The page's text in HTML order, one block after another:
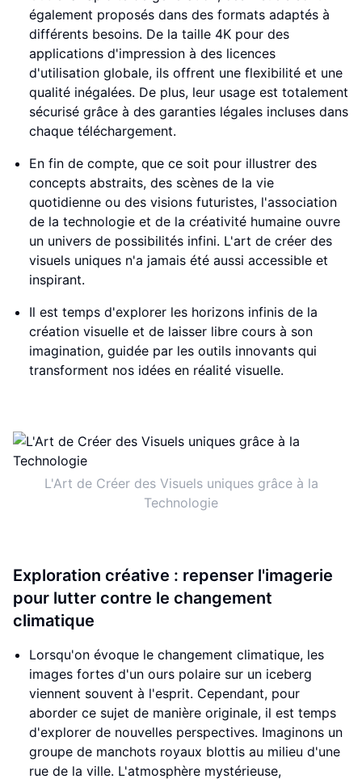
également proposés dans des formats adaptés à
différents besoins. De la taille 4K pour des
applications d'impression à des licences
d'utilisation globale, ils offrent une flexibilité et une
qualité inégalées. De plus, leur usage est totalement
sécurisé grâce à des garanties légales incluses dans
chaque téléchargement.
En fin de compte, que ce soit pour illustrer des
concepts abstraits, des scènes de la vie
quotidienne ou des visions futuristes, l'association
de la technologie et de la créativité humaine ouvre
un univers de possibilités infini. L'art de créer des
visuels uniques n'a jamais été aussi accessible et
inspirant.
Il est temps d'explorer les horizons infinis de la
création visuelle et de laisser libre cours à son
imagination, guidée par les outils innovants qui
transforment nos idées en réalité visuelle.
L'Art de Créer des Visuels uniques grâce à la
Technologie
Exploration créative : repenser l'imagerie
pour lutter contre le changement
climatique
Lorsqu'on évoque le changement climatique, les
images fortes d'un ours polaire sur un iceberg
viennent souvent à l'esprit. Cependant, pour
aborder ce sujet de manière originale, il est temps
d'explorer de nouvelles perspectives. Imaginons un
groupe de manchots royaux blottis au milieu d'une
rue de la ville. L'atmosphère mystérieuse,